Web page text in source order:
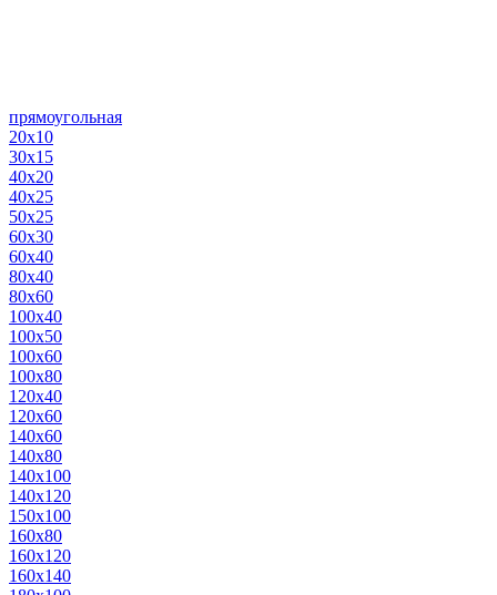
прямоугольная
20х10
30х15
40х20
40х25
50х25
60х30
60х40
80х40
80х60
100х40
100х50
100х60
100х80
120х40
120х60
140х60
140х80
140х100
140х120
150х100
160х80
160х120
160х140